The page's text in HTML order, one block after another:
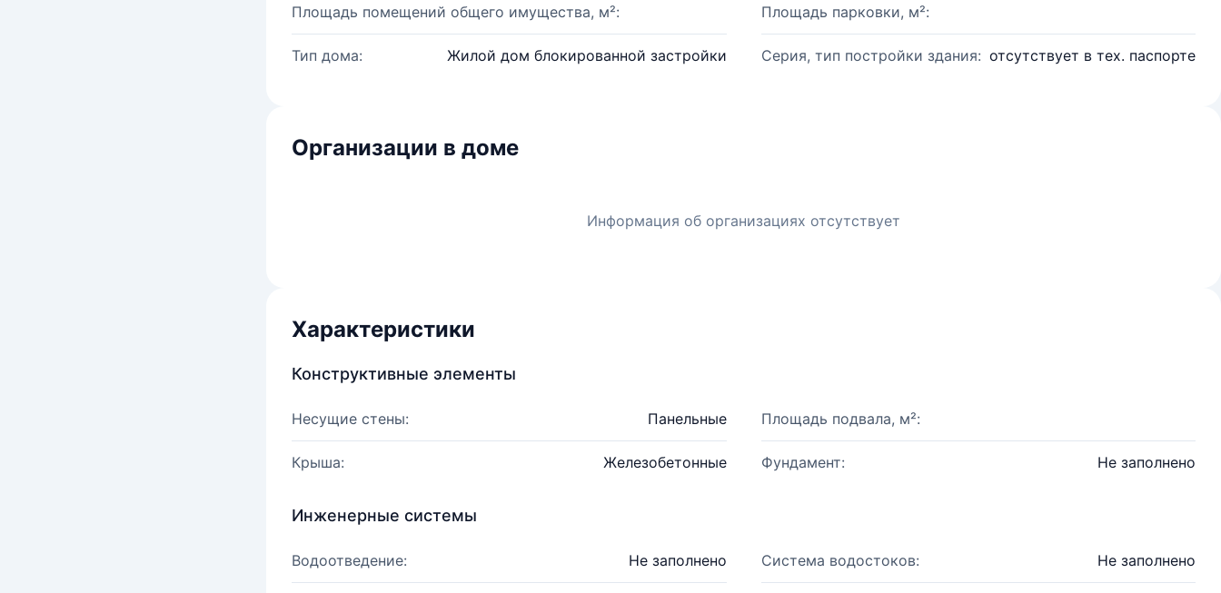
Площадь помещений общего имущества, м²: Площадь парковки, м²:
Тип дома: Жилой дом блокированной застройки Серия, тип постройки здания: отсутствует в тех. паспорте
Организации в доме
Информация об организациях отсутствует
Характеристики
Конструктивные элементы
Несущие стены: Панельные Площадь подвала, м²:
Крыша: Железобетонные Фундамент: Не заполнено
Инженерные системы
Водоотведение: Не заполнено Система водостоков: Не заполнено